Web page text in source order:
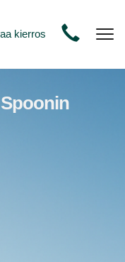
kierros